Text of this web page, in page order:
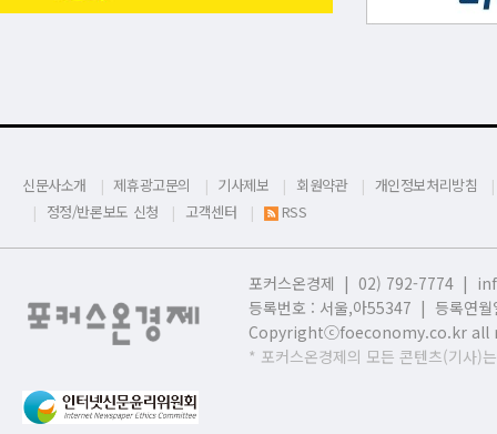
신문사소개 제휴광고문의 기사제보 회원약관
개인정보처리방침
정정/반론보도 신청
고객센터 RSS
포커스온경제 | 02) 792-7774 |
등록번호 : 서울,아55347 | 등록연
Copyrightⓒfoeconomy.co.kr all
* 포커스온경제의 모든 콘텐츠(기사)